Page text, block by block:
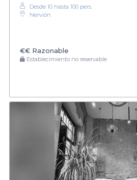
Desde 10 hasta 100 pers.
Nervión
€€ Razonable
Establecimiento no reservable